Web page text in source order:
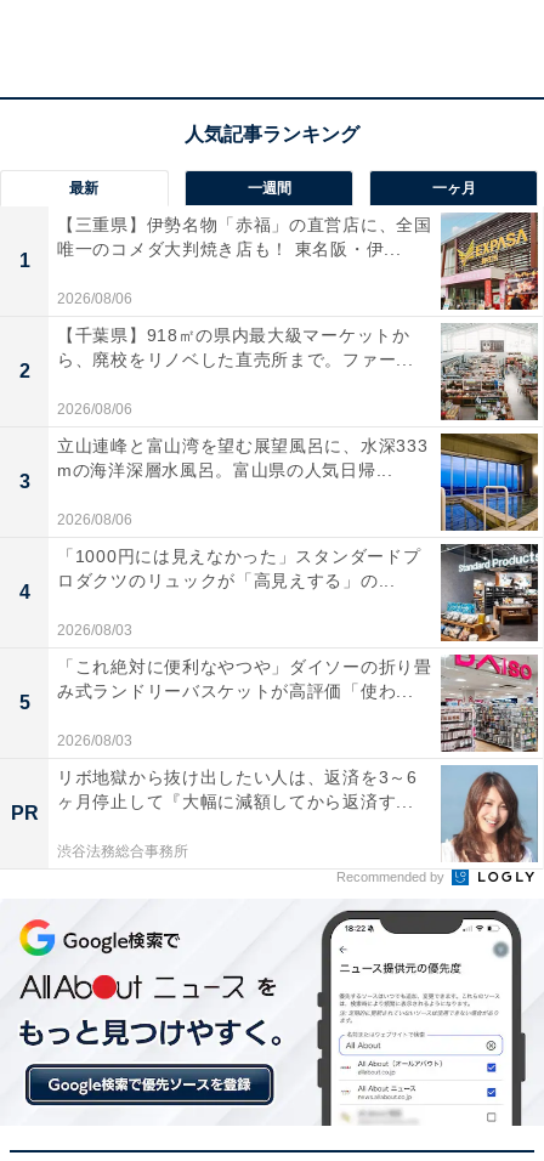
貴船神社
貴船神社（きふねじんじゃ）には、貴舟神社や貴布祢神
社、木船神社、木舟神社などさまざまな表記があり、日
本全国に約450社存在しています。その総本社が京都府
京都市左京区に位置する貴船神社です。
古来、貴船は「氣生根（きふね）」と書かれていまし
た。「氣」は全てのエネルギー源、「生」と「根」はそ
のエネルギーが生まれる根源の地を意味します。このこ
とから、貴船は「運氣龍昇」の神様が鎮座する場所とさ
れ、創建時から1300年以上にわたり人々にエネルギーを
与え続けています。
次ページ
「金運・開運神社ベスト5」を全
最新 一週間 一ヶ月
1
【三重県】伊勢名物「赤福」の直営店に、全国
唯一のコメダ大判焼き店も！ 東名阪・伊...
2026/08/06
2
【千葉県】918㎡の県内最大級マーケットか
ら、廃校をリノベした直売所まで。ファー...
2026/08/06
3
立山連峰と富山湾を望む展望風呂に、水深333
mの海洋深層水風呂。富山県の人気日帰...
2026/08/06
4
「1000円には見えなかった」スタンダードプ
ロダクツのリュックが「高見えする」の...
2026/08/03
5
「これ絶対に便利なやつや」ダイソーの折り畳
み式ランドリーバスケットが高評価「使わ...
2026/08/03
PR
リボ地獄から抜け出したい人は、返済を3～6
ヶ月停止して『大幅に減額してから返済す...
渋谷法務総合事務所
Recommended by